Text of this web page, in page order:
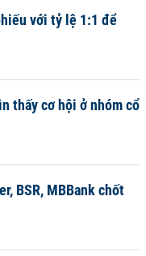
với tỷ lệ 1:1 để
thấy cơ hội ở nhóm cổ
BSR, MBBank chốt